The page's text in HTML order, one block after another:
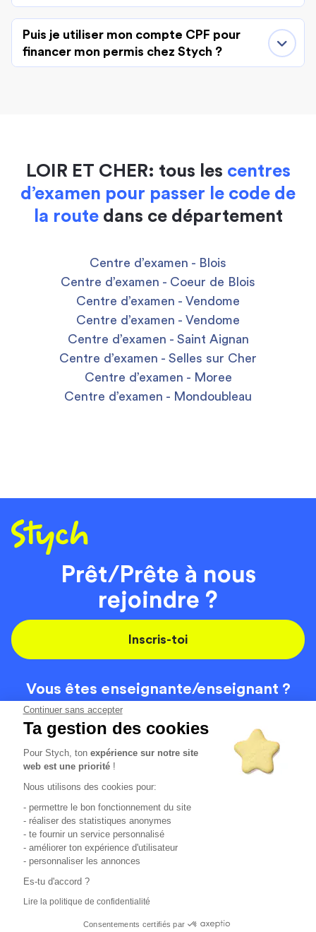
Continuer sans accepter
Ta gestion des cookies
Pour Stych, tonexpérience sur notre site
web est une priorité !
Nous utilisons des cookies pour:
- permettre le bon fonctionnement du site
- réaliser des statistiques anonymes
- te fournir un service personnalisé
- améliorer ton expérience d'utilisateur
- personnaliser les annonces
Es-tu d'accord ?
Lire la politique de confidentialité
Consentements certifiés par
Puis je utiliser mon compte CPF pour
financer mon permis chez Stych ?
LOIR ET CHER: tous les centres
d’examen pour passer le code de
la routedans ce département
Centre d’examen - Blois
Centre d’examen - Coeur de Blois
Centre d’examen - Vendome
Centre d’examen - Vendome
Centre d’examen - Saint Aignan
Centre d’examen - Selles sur Cher
Centre d’examen - Moree
Centre d’examen - Mondoubleau
Prêt/Prête à nous
rejoindre ?
Inscris-toi
Vous êtes enseignante/enseignant ?
On recrute
Code de la route
Localisation
Contact
Tous les avis clients4.6/5 (51148 avis publiés)
Comment sont calculés nos taux de réussite ?
passé leur examen une ou deux fois au cours des 12 derniers